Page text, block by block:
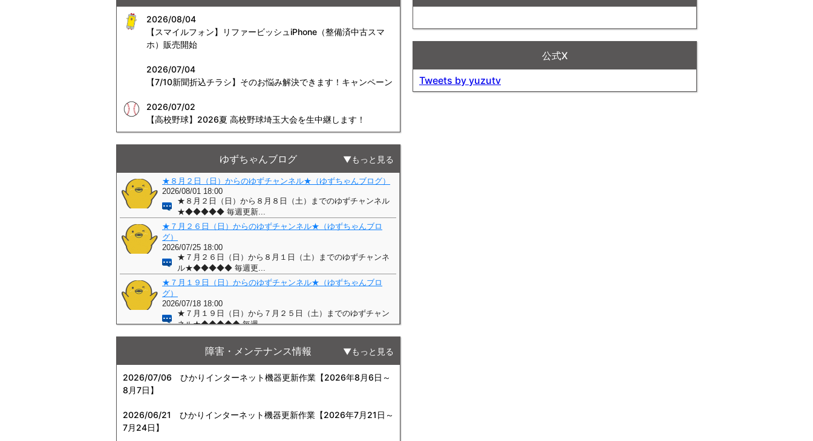
2026/08/04
【スマイルフォン】リファービッシュiPhone（整備済中古スマ
ホ）販売開始
2026/07/04
【7/10新聞折込チラシ】そのお悩み解決できます！キャンペーン
2026/07/02
【高校野球】2026夏 高校野球埼玉大会を生中継します！
ゆずちゃんブログ もっと見る
障害・メンテナンス情報 もっと見る
2026/07/06 ひかりインターネット機器更新作業【2026年8月6日～
8月7日】
2026/06/21
ひかりインターネット機器更新作業【2026年7月21日～
7月24日】
公式X
Tweets by yuzutv